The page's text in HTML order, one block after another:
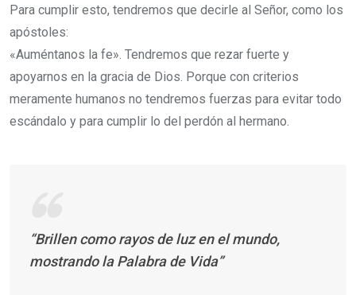
Para cumplir esto, tendremos que decirle al Señor, como los
apóstoles:
«Auméntanos la fe». Tendremos que rezar fuerte y
apoyarnos en la gracia de Dios. Porque con criterios
meramente humanos no tendremos fuerzas para evitar todo
escándalo y para cumplir lo del perdón al hermano.
“Brillen como rayos de luz en el mundo,
mostrando la Palabra de Vida”